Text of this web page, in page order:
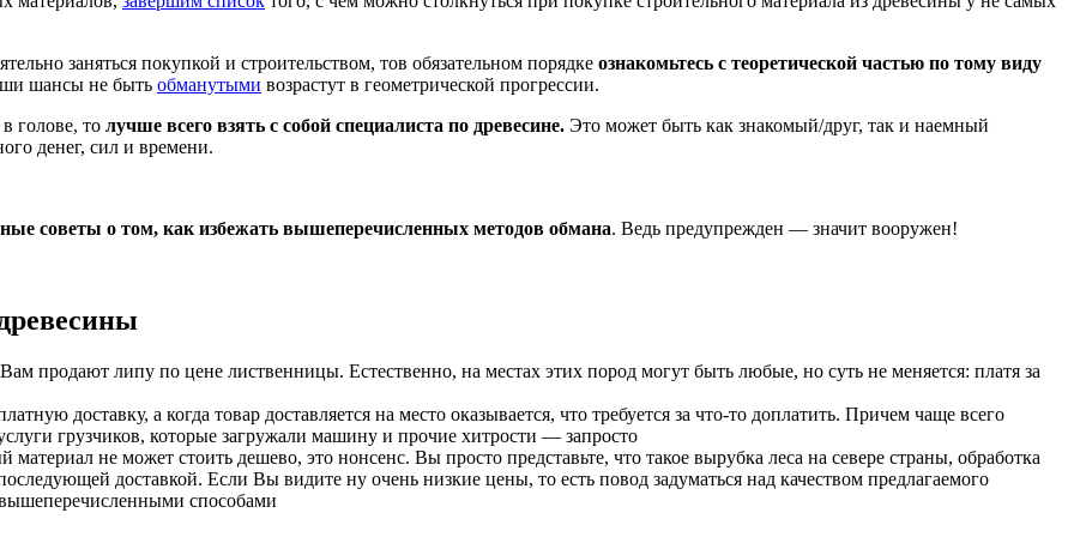
заняться покупкой и строительством, тов обязательном порядке ознакомьтесь с теоретической частью по тому виду
шансы не быть обманутыми возрастут в геометрической прогрессии.
голове, то лучше всего взять с собой специалиста по древесине. Это может быть как знакомый/друг, так и наемный
денег, сил и времени.
советы о том, как избежать вышеперечисленных методов обмана. Ведь предупрежден — значит вооружен!
продают липу по цене лиственницы. Естественно, на местах этих пород могут быть любые, но суть не меняется: платя за
доставку, а когда товар доставляется на место оказывается, что требуется за что-то доплатить. Причем чаще всего
грузчиков, которые загружали машину и прочие хитрости — запросто
не может стоить дешево, это нонсенс. Вы просто представьте, что такое вырубка леса на севере страны, обработка
доставкой. Если Вы видите ну очень низкие цены, то есть повод задуматься над качеством предлагаемого
способами